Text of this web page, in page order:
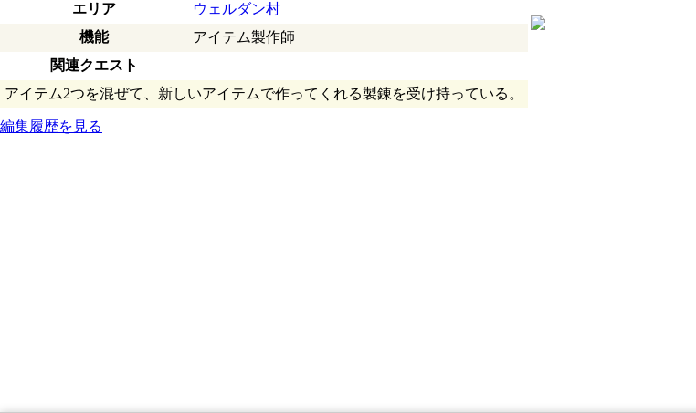
エリア
ウェルダン村
機能
アイテム製作師
関連クエスト
アイテム2つを混ぜて、新しいアイテムで作ってくれる製錬を受け持っている。
編集履歴を見る